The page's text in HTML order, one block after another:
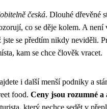
česká. Dlouhé dřevěné
co se děje kolem. A není
se předtím nikdy neviděli.
kam se chce člověk vracet.
i další menší podniky a
food. Ceny jsou rozumné